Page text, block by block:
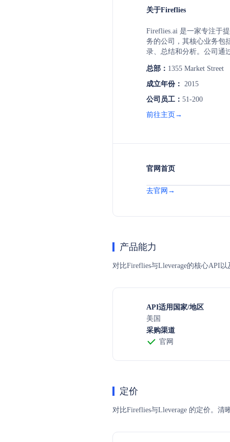
关于Fireflies
Fireflies.ai 是一家专注于
务的公司，其核心业务包
录、总结和分析。公司通
内容的实时转录和智能摘
提供音频文件上传、电话
议内容，识别关键议题和
种协作工具的集成，如
程。
总部： 1355 Market Street
成立年份： 2015
公司员工： 51-200
前往主页→
官网首页
去官网→
产品能力
对比Fireflies与Lleverage的核心API
API适用国家/地区
美国
采购渠道
官网
定价
对比Fireflies与Lleverage 的定价。